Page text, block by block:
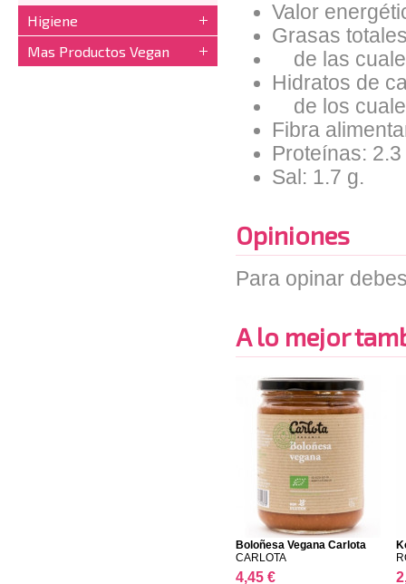
Higiene
Mas Productos Vegan
Valor
Grasas
de las
Hidratos de
de los
Fibra
Proteínas: 2.3
Sal: 1.7 g.
Opiniones
Para opinar
A lo mejor
Boloñesa Vegana Carlota
CARLOTA
4,45 €